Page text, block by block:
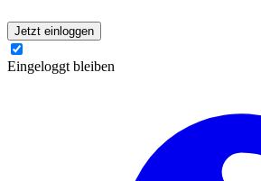
Jetzt einloggen
Eingeloggt bleiben